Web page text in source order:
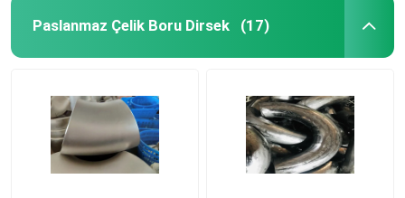
Paslanmaz Çelik Boru Dirsek (17)